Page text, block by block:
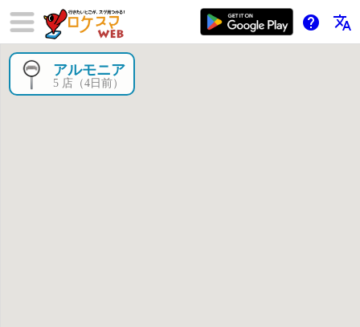
help translate
アルモニア
5 店（4日前）